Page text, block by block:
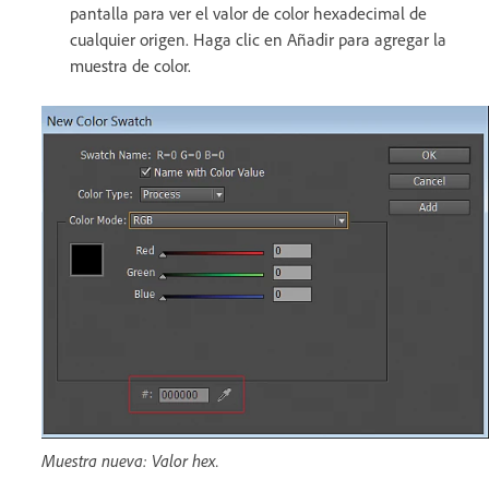
pantalla para ver el valor de color hexadecimal de
cualquier origen. Haga clic en Añadir para agregar la
muestra de color.
Muestra nueva: Valor hex.